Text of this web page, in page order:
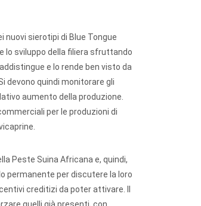
nuovi sierotipi di Blue Tongue
lo sviluppo della filiera sfruttando
e lo rende ben visto da
devono quindi monitorare gli
aumento della produzione.
per le produzioni di
Peste Suina Africana e, quindi,
permanente per discutere la loro
creditizi da poter attivare. Il